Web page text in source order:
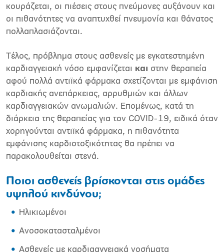
κουράζεται, οι πιέσεις στους πνεύμονες αυξάνουν και
οι πιθανότητες να αναπτυχθεί πνευμονία και θάνατος
πολλαπλασιάζονται.
Τέλος, πρόβλημα στους ασθενείς με εγκατεστημένη
καρδιαγγειακή νόσο εμφανίζεται και στην θεραπεία
αφού πολλά αντιϊκά φάρμακα σχετίζονται με εμφάνιση
καρδιακής ανεπάρκειας, αρρυθμιών και άλλων
καρδιαγγειακών ανωμαλιών. Επομένως, κατά τη
διάρκεια της θεραπείας για τον COVID-19, ειδικά όταν
χορηγούνται αντιϊκά φάρμακα, η πιθανότητα
εμφάνισης καρδιοτοξικότητας θα πρέπει να
παρακολουθείται στενά.
Ποιοι ασθενείς βρίσκονται στις ομάδες
υψηλού κινδύνου;
Ηλικιωμένοι
Ανοσοκατασταλμένοι
Ασθενείς με καρδιααγγειακά νοσήματα